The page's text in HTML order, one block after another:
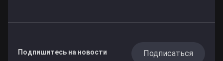
Подпишитесь на новости Подписаться